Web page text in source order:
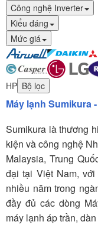
Công nghệ Inverter
Kiểu dáng
Mức giá
HP Bộ lọc
Máy lạnh Sumikura
Sumikura là thương
kiện và công nghệ
Malaysia, Trung
đại tại Việt Nam,
nhiều năm trong
đầy đủ các dòng
máy lạnh áp trần,